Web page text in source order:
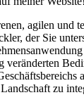
agilen und
der Sie
veränderten
zu